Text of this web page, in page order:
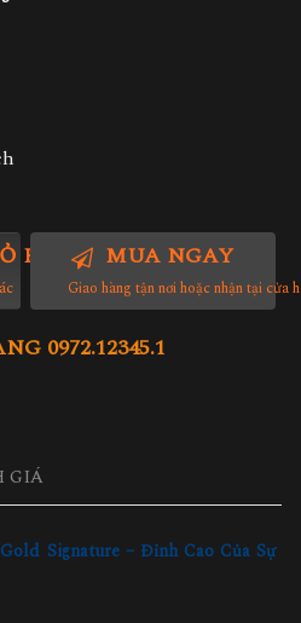
HÀNG MUA NGAY
Giao hàng tận nơi hoặc nhận tại cửa
0972.12345.1
GIÁ
Signature – Đỉnh Cao Của Sự